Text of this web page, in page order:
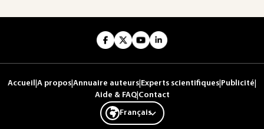
Accueil A propos Annuaire auteurs Experts scientifiques Publicité
Aide & FAQ| Contact
Français